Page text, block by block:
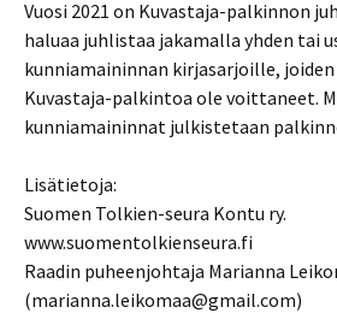
Vuosi 2021 on Kuvastaja-palkinnon
haluaa juhlistaa jakamalla yhden tai
kunniamaininnan kirjasarjoille,
Kuvastaja-palkintoa ole voittaneet.
kunniamaininnat julkistetaan
Lisätietoja:
Suomen Tolkien-seura Kontu ry.
www.suomentolkienseura.fi
Raadin puheenjohtaja Marianna
(marianna.leikomaa@gmail.com)